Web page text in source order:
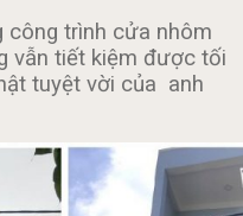
công trình cửa nhôm
vẫn tiết kiệm được tối
tuyệt vời của anh